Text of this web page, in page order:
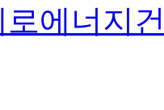
로에너지